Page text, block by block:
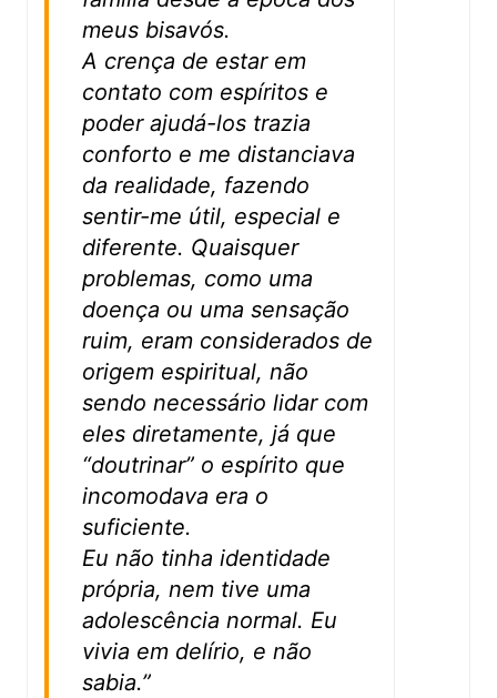
meus bisavós.
A crença de estar em
contato com espíritos e
poder ajudá-los trazia
conforto e me distanciava
da realidade, fazendo
sentir-me útil, especial e
diferente. Quaisquer
problemas, como uma
doença ou uma sensação
ruim, eram considerados de
origem espiritual, não
sendo necessário lidar com
eles diretamente, já que
“doutrinar” o espírito que
incomodava era o
suficiente.
Eu não tinha identidade
própria, nem tive uma
adolescência normal. Eu
vivia em delírio, e não
sabia.”